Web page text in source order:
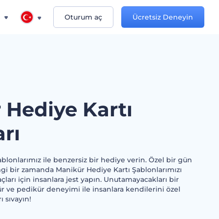
Oturum aç Ücretsiz Deneyin
Kartı
ile benzersiz bir hediye verin. Özel bir gün
bir zamanda Manikür Hediye Kartı Şablonlarımızı
için insanlara jest yapın. Unutamayacakları bir
ve pedikür deneyimi ile insanlara kendilerini özel